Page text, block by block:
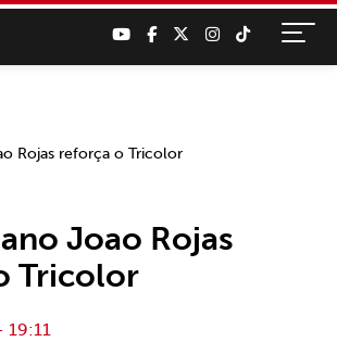
Joao Rojas
Tricolor
19:11